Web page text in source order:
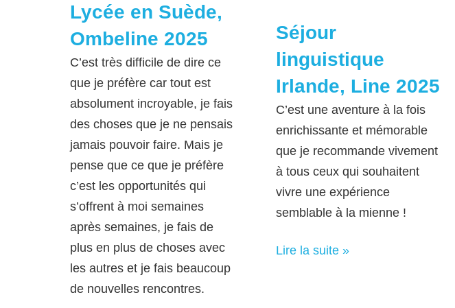
Lycée en Suède,
Ombeline 2025
C’est très difficile de dire ce
que je préfère car tout est
absolument incroyable, je fais
des choses que je ne pensais
jamais pouvoir faire. Mais je
pense que ce que je préfère
c’est les opportunités qui
s’offrent à moi semaines
après semaines, je fais de
plus en plus de choses avec
les autres et je fais beaucoup
de nouvelles rencontres.
Séjour
linguistique
Irlande, Line 2025
C’est une aventure à la fois
enrichissante et mémorable
que je recommande vivement
à tous ceux qui souhaitent
vivre une expérience
semblable à la mienne !
Lire la suite »